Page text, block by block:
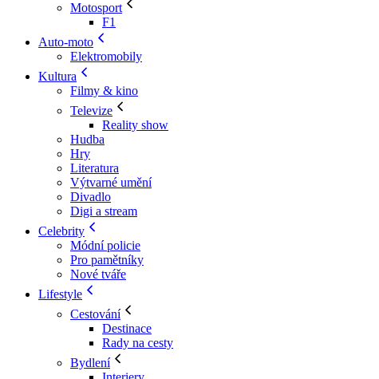
Motosport
F1
Auto-moto
Elektromobily
Kultura
Filmy & kino
Televize
Reality show
Hudba
Hry
Literatura
Výtvarné umění
Divadlo
Digi a stream
Celebrity
Módní policie
Pro pamětníky
Nové tváře
Lifestyle
Cestování
Destinace
Rady na cesty
Bydlení